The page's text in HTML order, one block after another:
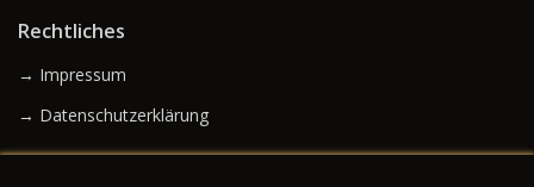
Rechtliches
→ Impressum
→ Datenschutzerklärung